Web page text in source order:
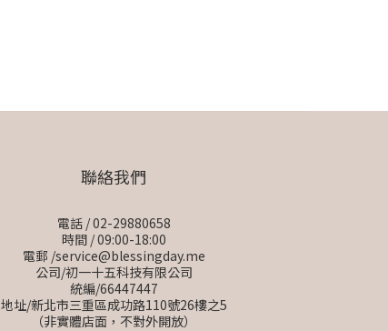
聯絡我們
電話 / 02-29880658
時間 / 09:00-18:00
電郵 /service@blessingday.me
公司/初一十五科技有限公司
統編/66447447
地址/新北市三重區成功路110號26樓之5
（非實體店面，不對外開放）